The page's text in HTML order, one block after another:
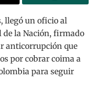
llegó un oficio al
de la Nación, firmado
anticorrupción que
por cobrar coima a
para seguir